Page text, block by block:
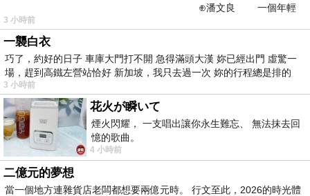
⊕潘文良 一個年輕
的墨客，在京城的古玩肆裡
3 小時前
一襲白衣
巧了，約好的日子 車庫大門打不開 急得滿頭大漢 妳已經出門 虛驚一
場，趕到高鐵左營站恰好 新加坡，我只去過一次 妳的行程總是排的
3 小時前
花火が瞬いて
煙火閃耀， 一支唱出讓你永生難忘、 無法抹去回
憶的歌曲。
4 小時前
二億元的夢想
當一個地方連雜貨店老闆都想要兩億元時。 行文至此，2026的時光體